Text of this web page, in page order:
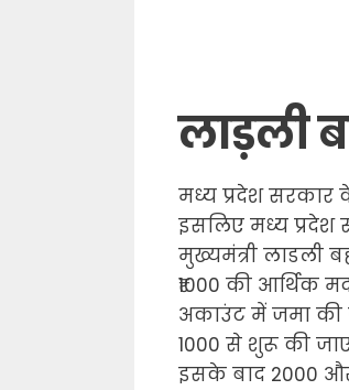
लाड़ली
मध्य प्रदेश सरकार
इसलिए मध्य प्रदेश
मुख्यमंत्री लाडली
₹1000 की आर्थिक
अकाउंट में जमा की
1000 से शुरू की
इसके बाद 2000